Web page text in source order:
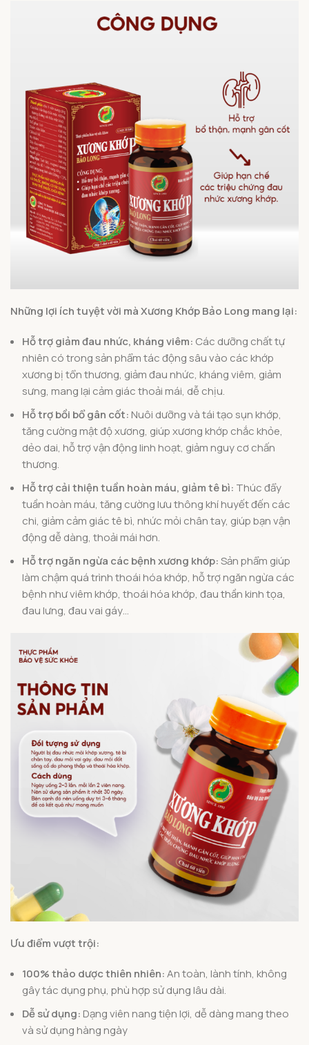
Những lợi ích tuyệt vời mà Xương Khớp Bảo Long mang lại:
Hỗ trợ giảm đau nhức, kháng viêm: Các dưỡng chất tự
nhiên có trong sản phẩm tác động sâu vào các khớp
xương bị tổn thương, giảm đau nhức, kháng viêm, giảm
sưng, mang lại cảm giác thoải mái, dễ chịu.
Hỗ trợ bồi bổ gân cốt: Nuôi dưỡng và tái tạo sụn khớp,
tăng cường mật độ xương, giúp xương khớp chắc khỏe,
dẻo dai, hỗ trợ vận động linh hoạt, giảm nguy cơ chấn
thương.
Hỗ trợ cải thiện tuần hoàn máu, giảm tê bì: Thúc đẩy
tuần hoàn máu, tăng cường lưu thông khí huyết đến các
chi, giảm cảm giác tê bì, nhức mỏi chân tay, giúp bạn vận
động dễ dàng, thoải mái hơn.
Hỗ trợ ngăn ngừa các bệnh xương khớp:Sản phẩm giúp
làm chậm quá trình thoái hóa khớp, hỗ trợ ngăn ngừa các
bệnh như viêm khớp, thoái hóa khớp, đau thần kinh tọa,
đau lưng, đau vai gáy…
Ưu điểm vượt trội:
100% thảo dược thiên nhiên:An toàn, lành tính, không
gây tác dụng phụ, phù hợp sử dụng lâu dài.
Dễ sử dụng: Dạng viên nang tiện lợi, dễ dàng mang theo
và sử dụng hàng ngày